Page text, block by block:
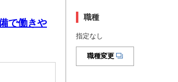
で働きや
職種
指定なし
職種変更